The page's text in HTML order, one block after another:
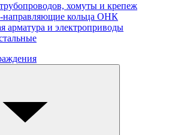
хомуты и крепеж
направляющие кольца ОНК
арматура и электроприводы